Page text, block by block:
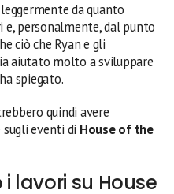
da quanto
personalmente, dal punto
ciò che Ryan e gli
aiutato molto a sviluppare
spiegato.
quindi avere
eventi di House of the
lavori su House